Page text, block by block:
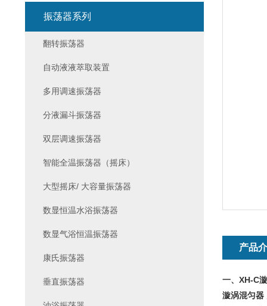
产品
一、XH-C
漩涡混匀器
振荡器系列
翻转振荡器
自动液液萃取装置
多用调速振荡器
分液漏斗振荡器
双层调速振荡器
智能全温振荡器（摇床）
大型摇床/ 大容量振荡器
数显恒温水浴振荡器
数显气浴恒温振荡器
康氏振荡器
垂直振荡器